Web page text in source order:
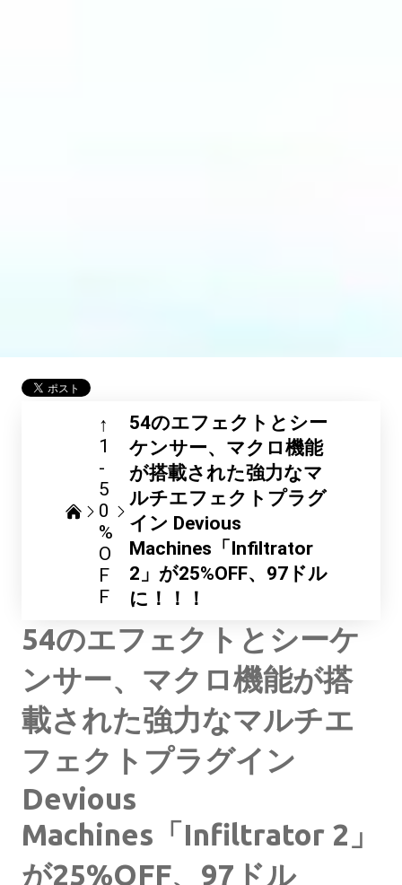
↑
1
-
5
0
%
O
F
F
54のエフェクトとシー
ケンサー、マクロ機能
が搭載された強力なマ
ルチエフェクトプラグ
イン Devious
Machines「Infiltrator
2」が25%OFF、97ドル
に！！！
54のエフェクトとシーケ
ンサー、マクロ機能が搭
載された強力なマルチエ
フェクトプラグイン
Devious
Machines「Infiltrator 2」
が25%OFF、97ドル